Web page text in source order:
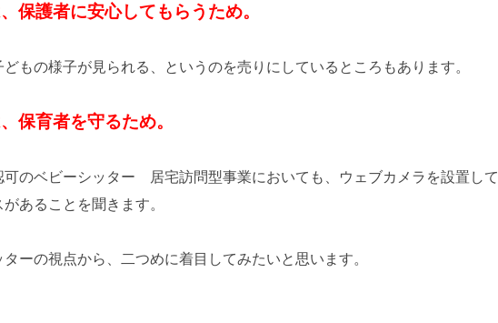
保護者に安心してもらうため。
どもの様子が見られる、というのを売りにしているところもあります。
保育者を守るため。
可のベビーシッター 居宅訪問型事業においても、ウェブカメラを設置して
あることを聞きます。
ーの視点から、二つめに着目してみたいと思います。